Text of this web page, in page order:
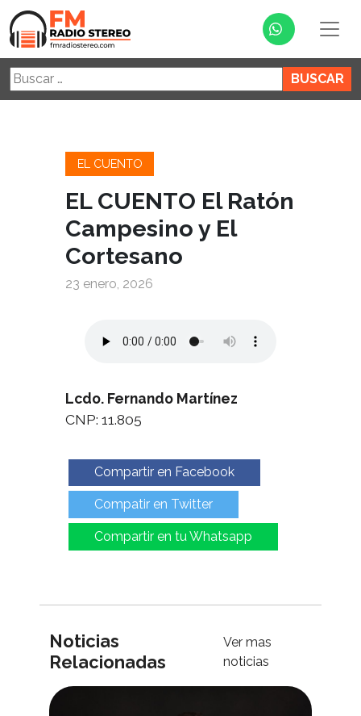
Buscar:
EL CUENTO
EL CUENTO El Ratón
Campesino y El
Cortesano
23 enero, 2026
Lcdo. Fernando Martínez
CNP: 11.805
Compartir en Facebook
Compatir en Twitter
Compartir en tu Whatsapp
Noticias
Relacionadas
Ver mas
noticias